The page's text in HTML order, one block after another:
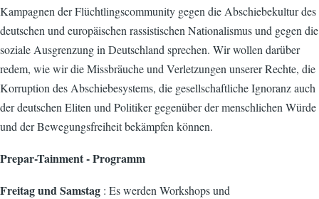
Kampagnen der Flüchtlingscommunity gegen die Abschiebekultur des
deutschen und europäischen rassistischen Nationalismus und gegen die
soziale Ausgrenzung in Deutschland sprechen. Wir wollen darüber
redem, wie wir die Missbräuche und Verletzungen unserer Rechte, die
Korruption des Abschiebesystems, die gesellschaftliche Ignoranz auch
der deutschen Eliten und Politiker gegenüber der menschlichen Würde
und der Bewegungsfreiheit bekämpfen können.
Prepar-Tainment - Programm
Freitag und Samstag : Es werden Workshops und